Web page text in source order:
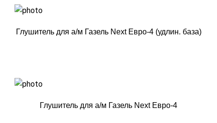
Глушитель для а/м Газель Next Евро-4 (удлин. база)
Глушитель для а/м Газель Next Евро-4